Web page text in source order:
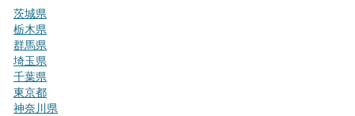
茨城県
栃木県
群馬県
埼玉県
千葉県
東京都
神奈川県